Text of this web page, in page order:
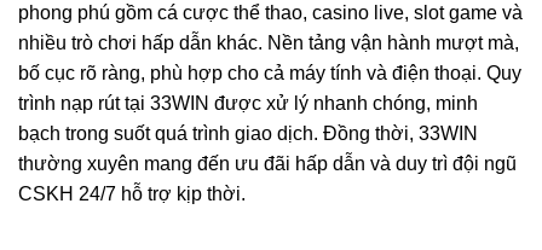
phong phú gồm cá cược thể thao, casino live, slot game và
nhiều trò chơi hấp dẫn khác. Nền tảng vận hành mượt mà,
bố cục rõ ràng, phù hợp cho cả máy tính và điện thoại. Quy
trình nạp rút tại 33WIN được xử lý nhanh chóng, minh
bạch trong suốt quá trình giao dịch. Đồng thời, 33WIN
thường xuyên mang đến ưu đãi hấp dẫn và duy trì đội ngũ
CSKH 24/7 hỗ trợ kịp thời.